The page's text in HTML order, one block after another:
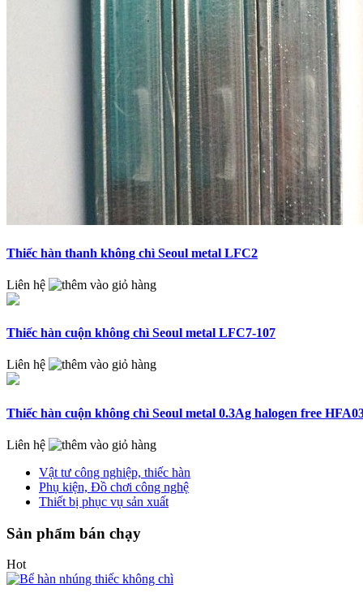
Thiếc hàn thanh không chì Seoul metal LFC2
Liên hệ
Thiếc hàn cuộn không chì Seoul metal LFC7-107
Liên hệ
Thiếc hàn cuộn không chì Seoul metal 0.3Ag halogen free
Liên hệ
Vật tư công nghiệp, thiếc hàn
Phụ kiện, Đồ chơi công nghệ
Thiết bị phục vụ sản xuất
Sản phẩm bán chạy
Hot